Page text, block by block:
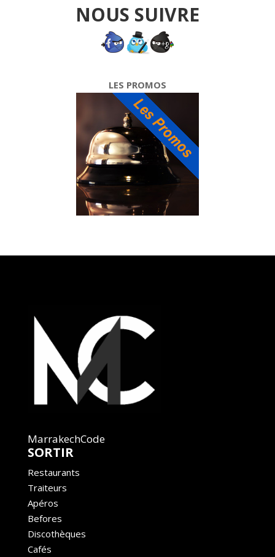
NOUS SUIVRE
LES PROMOS
MarrakechCode
SORTIR
Restaurants
Traiteurs
Apéros
Befores
Discothèques
Cafés